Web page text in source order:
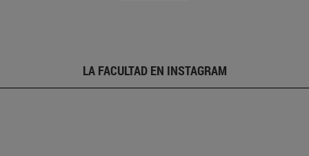
LA FACULTAD EN INSTAGRAM